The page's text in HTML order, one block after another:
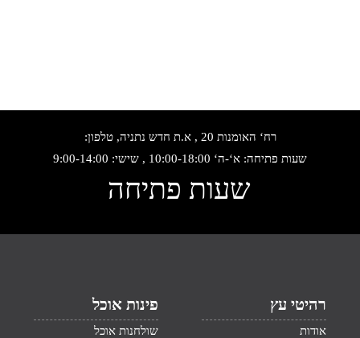
רח‘ האומנות 20 , א.ת חדש נתניה, טלפון:
שעות פתיחה: א‘-ה‘ 10:00-18:00 , שישי: 9:00-14:00
שעות פתיחה
רהיטי עץ
אודות
פינות אוכל
שולחנות אוכל